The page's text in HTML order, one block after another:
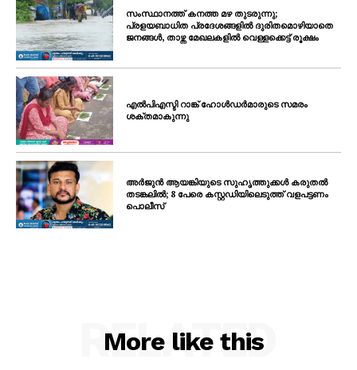
സംസ്ഥാനത്ത് കനത്ത മഴ തുടരുന്നു;
പ്രളയബാധിത പ്രദേശങ്ങളിൽ ദുരിതമൊഴിയാതെ
ജനങ്ങൾ, താഴ്ന്ന മേഖലകളിൽ വെള്ളക്കെട്ട് രൂക്ഷം
എൽപിഎസ്ടി റാങ്ക് ഹോൾഡർമാരുടെ സമരം
ശക്തമാകുന്നു
അർജുൻ ആയങ്കിയുടെ സുഹൃത്തുക്കൾ കരുതൽ
തടങ്കലിൽ; 8 പേരെ കസ്റ്റഡിയിലെടുത്ത് വളപട്ടണം
പൊലീസ്
More like this
RELATED